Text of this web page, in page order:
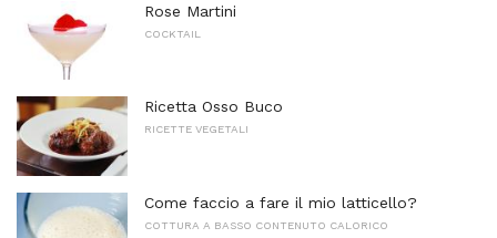
Rose Martini
COCKTAIL
Ricetta Osso Buco
RICETTE VEGETALI
Come faccio a fare il mio latticello?
COTTURA A BASSO CONTENUTO CALORICO